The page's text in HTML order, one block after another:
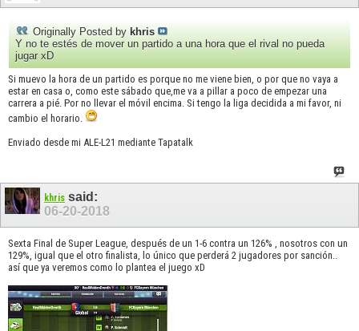
Originally Posted by khris
Y no te estés de mover un partido a una hora que el rival no pueda
jugar xD
Si muevo la hora de un partido es porque no me viene bien, o por que no vaya a
estar en casa o, como este sábado que,me va a pillar a poco de empezar una
carrera a pié. Por no llevar el móvil encima. Si tengo la liga decidida a mi favor, ni
cambio el horario.
Enviado desde mi ALE-L21 mediante Tapatalk
khris said:
06-20-2018
Sexta Final de Super League, después de un 1-6 contra un 126% , nosotros con un
129%, igual que el otro finalista, lo único que perderá 2 jugadores por sanción..
así que ya veremos como lo plantea el juego xD